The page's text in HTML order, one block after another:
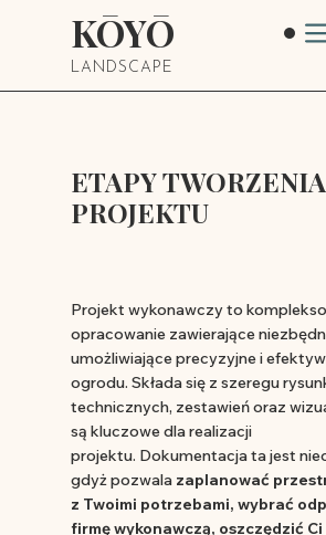
KŌYŌ
LANDSCAPE
ETAPY TWORZENIA
PROJEKTU
Projekt wykonawczy to
opracowanie zawierające
umożliwiające precyzyjne i
ogrodu. Składa się z szeregu
technicznych, zestawień oraz
są kluczowe dla realizacji
projektu. Dokumentacja ta jest
gdyż pozwala zaplanować
z Twoimi potrzebami, wybrać
firmę wykonawczą, oszczędzić